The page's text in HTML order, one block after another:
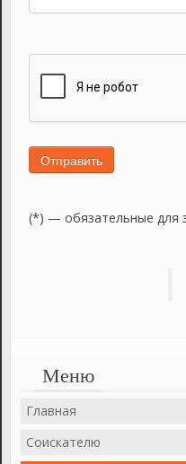
Отправить
(*) — обязательные для
Меню
Главная
Соискателю